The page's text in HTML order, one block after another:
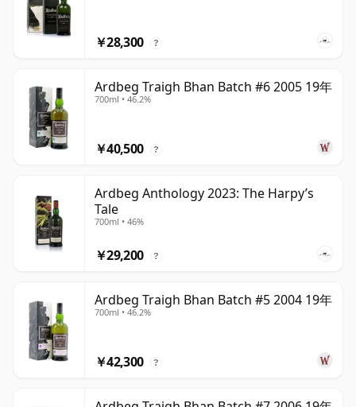
￥28,300 ?
Ardbeg Traigh Bhan Batch #6 2005 19年
700ml • 46.2%
￥40,500 ?
Ardbeg Anthology 2023: The Harpy’s
Tale
700ml • 46%
￥29,200 ?
Ardbeg Traigh Bhan Batch #5 2004 19年
700ml • 46.2%
￥42,300 ?